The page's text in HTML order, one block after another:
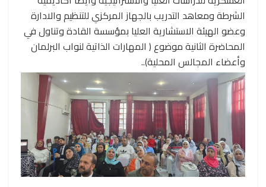
الشرطة ومعاهد التدريب بالجهاز المركزي للتنظيم والادارة
وعضو الهيئة الاستشارية العليا بمؤسسة القادة وتناول في
المحاضرة الثانية موضوع ( المهارات الذاتية لنواب البرلمان
وأعضاء المجالس المحلية)..